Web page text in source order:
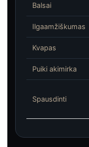
Balsai
Ilgaamžiškumas
Kvapas
Puiki akimirka
Spausdinti